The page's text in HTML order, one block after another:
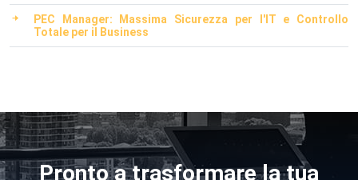
PEC Manager: Massima Sicurezza per l'IT e Controllo
Totale per il Business
Pronto a trasformare la tua